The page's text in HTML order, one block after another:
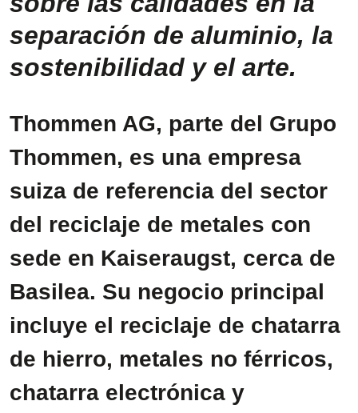
separación de aluminio, la
sostenibilidad y el arte.
Thommen AG, parte del Grupo
Thommen, es una empresa
suiza de referencia del sector
del reciclaje de metales con
sede en Kaiseraugst, cerca de
Basilea. Su negocio principal
incluye el reciclaje de chatarra
de hierro, metales no férricos,
chatarra electrónica y